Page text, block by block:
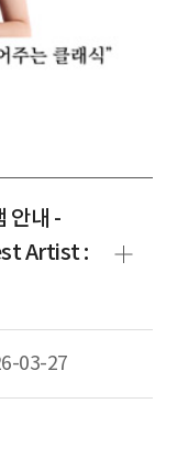
안내 -
Artist :
03-27